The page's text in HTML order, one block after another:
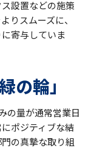
設置などの施策
りスムーズに、
寄与していま
の輪」
の量が通常営業日
ポジティブな結
の真摯な取り組